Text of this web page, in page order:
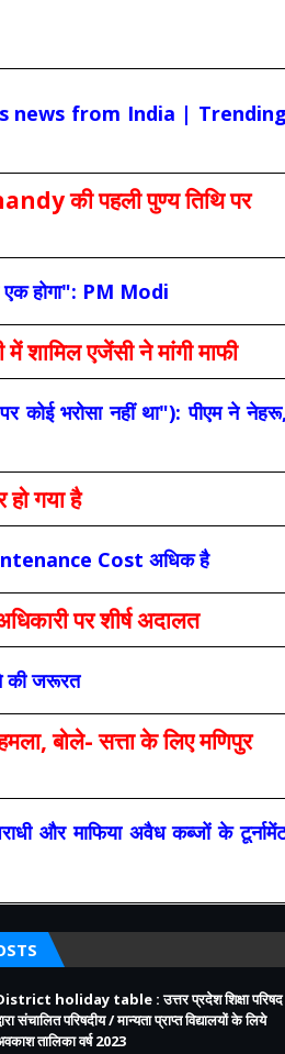
news from India | Trending
की पहली पुण्य तिथि पर
एक होगा": PM Modi
एजेंसी ने मांगी माफी
भरोसा नहीं था"): पीएम ने नेहरू,
गया है
Cost अधिक है
पर शीर्ष अदालत
की जरूरत
बोले- सत्ता के लिए मणिपुर
और माफिया अवैध कब्जों के
holiday table : उत्तर प्रदेश शिक्षा परिषद
संचालित परिषदीय / मान्यता प्राप्त विद्यालयों के लिये
तालिका वर्ष 2023